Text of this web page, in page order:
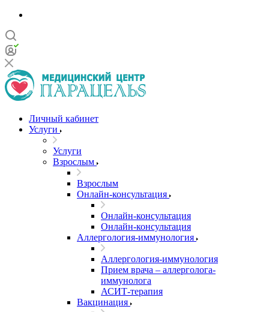
Личный кабинет
Услуги
Услуги
Взрослым
Взрослым
Онлайн-консультация
Онлайн-консультация
Онлайн-консультация
Аллергология-иммунология
Аллергология-иммунология
Прием врача – аллерголога-
иммунолога
АСИТ-терапия
Вакцинация